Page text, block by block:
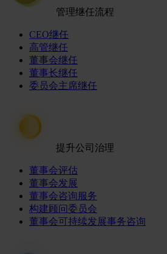
管理继任流程
CEO继任
高管继任
董事会继任
董事长继任
委员会主席继任
提升公司治理
董事会评估
董事会发展
董事会咨询服务
构建顾问委员会
董事会可持续发展事务咨询